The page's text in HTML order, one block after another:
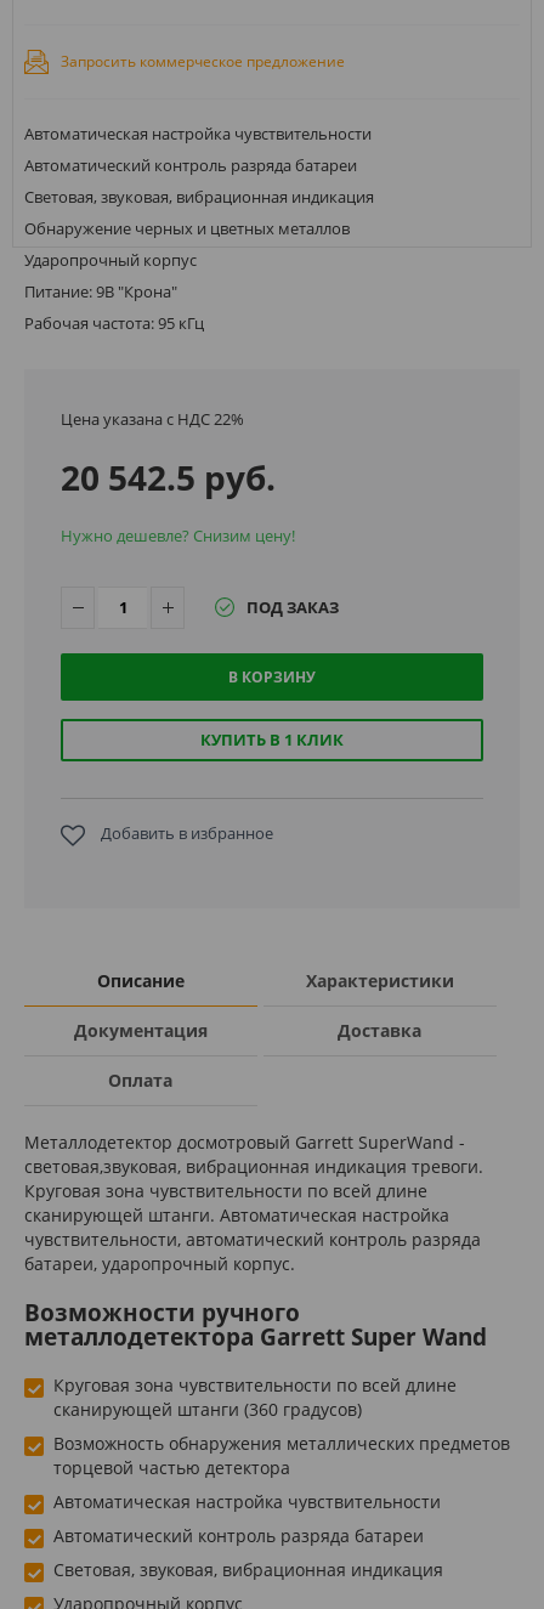
Запросить коммерческое предложение
Автоматическая настройка чувствительности
Автоматический контроль разряда батареи
Световая, звуковая, вибрационная индикация
Обнаружение черных и цветных металлов
Ударопрочный корпус
Питание: 9В "Крона"
Рабочая частота: 95 кГц
Цена указана с НДС 22%
20 542.5 руб.
Нужно дешевле? Снизим цену!
ПОД ЗАКАЗ
В КОРЗИНУ
КУПИТЬ В 1 КЛИК
Добавить в избранное
Описание Характеристики
Документация Доставка
Оплата
Металлодетектор досмотровый Garrett SuperWand -
световая,звуковая, вибрационная индикация тревоги.
Круговая зона чувствительности по всей длине
сканирующей штанги. Автоматическая настройка
чувствительности, автоматический контроль разряда
батареи, ударопрочный корпус.
Возможности ручного
металлодетектора Garrett Super Wand
Круговая зона чувствительности по всей длине
сканирующей штанги (360 градусов)
Возможность обнаружения металлических предметов
торцевой частью детектора
Автоматическая настройка чувствительности
Автоматический контроль разряда батареи
Световая, звуковая, вибрационная индикация
Ударопрочный корпус